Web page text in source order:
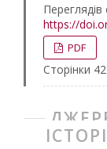
https://
PDF
Сторінки